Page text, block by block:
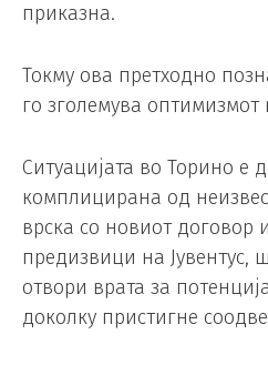
приказна.
Токму ова претходно
го зголемува оптимизмот
Ситуацијата во Торино е
комплицирана од
врска со новиот договор
предизвици на Јувентус,
отвори врата за
доколку пристигне